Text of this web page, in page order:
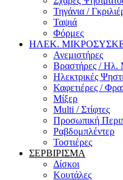
Τηγάνια /
Ταψιά
Φόρμες
ΗΛΕΚ.
Ανεμιστήρες
Βραστήρες / Ηλ.
Ηλεκτρικές
Καφετιέρες /
Μίξερ
Multi / Στίφτες
Προσωπική
Ραβδομπλέντερ
Τοστιέρες
ΣΕΡΒΙΡΙΣΜΑ
Δίσκοι
Κουτάλες